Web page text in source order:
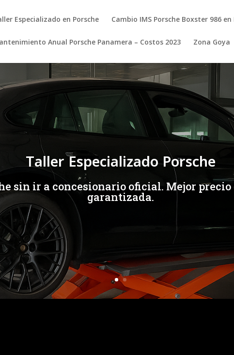
Especializado en Porsche Cambio IMS Porsche Boxster 986
Anual Porsche Panamera – Costos 2023 Zona Goya
Taller Especializado Porsche
sin ir a concesionario oficial. Mejor
garantizada.